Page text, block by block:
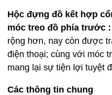
Hộc đựng đồ kết hợp
móc treo đồ phía trước :
rộng hơn, nay còn được
điện thoại; cùng với móc
mang lại sự tiện lợi tuyệt
Các thông tin chung